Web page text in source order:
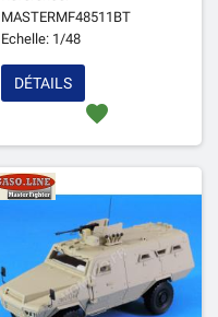
MASTERMF48511BT
Echelle: 1/48
favorite
DÉTAILS